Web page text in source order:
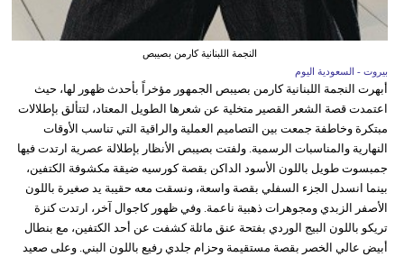
النجمة اللبنانية كارمن بصيبص
بيروت - السعودية اليوم
أبهرت النجمة اللبنانية كارمن بصيبص الجمهور مؤخراً بأحدث ظهور لها، حيث
اعتمدت قصة الشعر القصير متخلية عن شعرها الطويل المعتاد، لتتألق بإطلالات
مبتكرة وخاطفة جمعت بين التصاميم العملية والراقية التي تناسب الأوقات
النهارية والمناسبات الرسمية. ولفتت بصيبص الأنظار بإطلالة عصرية ارتدت فيها
جمبسوت طويل باللون الأسود الداكن بقصة كورسيه ضيقة مكشوفة الكتفين،
بينما انسدل الجزء السفلي بقصة واسعة، ونسقت معه حقيبة يد صغيرة باللون
الأصفر الزبدي ومجوهرات ذهبية ناعمة. وفي ظهور كاجوال آخر، ارتدت كنزة
تريكو باللون البيج الوردي بفتحة عنق مائلة كشفت عن أحد الكتفين، مع بنطال
أبيض عالي الخصر بقصة مستقيمة وحزام جلدي رفيع باللون البني. وعلى صعيد